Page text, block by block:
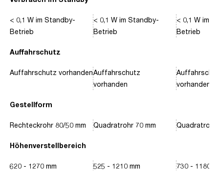
Auffahrschutz
Gestellform
Höhenverstellbereich
< 0,1 W im Standby-
Betrieb
Auffahrschutz vorhanden
Rechteckrohr 80/50 mm
620 - 1270 mm
< 0,1 W im Standby-
Betrieb
Auffahrschutz
vorhanden
Quadratrohr 70 mm
525 - 1210 mm
< 0,1 W im
Betrieb
vorhanden
Quadratrohr
730 - 1180